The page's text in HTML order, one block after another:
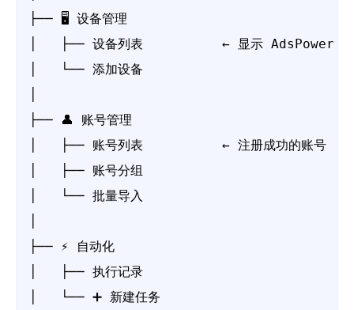
├── 🖥️ 设备管理
│   ├── 设备列表          ← 显示 AdsPower
│   └── 添加设备
├── 👤 账号管理
│   ├── 账号列表          ← 注册成功的账号
│   ├── 账号分组
│   └── 批量导入
├── ⚡ 自动化
│   ├── 执行记录
│   └── ➕ 新建任务